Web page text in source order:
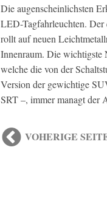
Die augenscheinlichsten
LED-Tagfahrleuchten.
rollt auf neuen
Innenraum. Die wichtigste
welche die von der
Version der gewichtige
SRT –, immer managt der
VOHERIGE